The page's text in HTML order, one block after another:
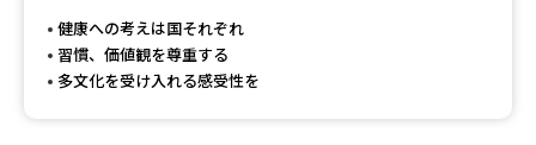
健康への考えは国それぞれ
習慣、価値観を尊重する
多文化を受け入れる感受性を